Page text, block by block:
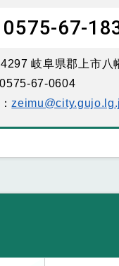
0575-67-
岐阜県郡上市八
67-0604